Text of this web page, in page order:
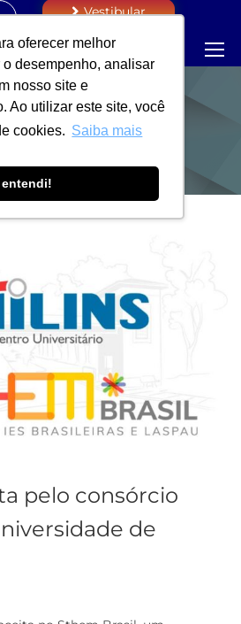
oferecer melhor
desempenho, analisar
nosso site e
Ao utilizar este site, você
cookies. Saiba mais
entendi!
Vestibular
pelo consórcio
de